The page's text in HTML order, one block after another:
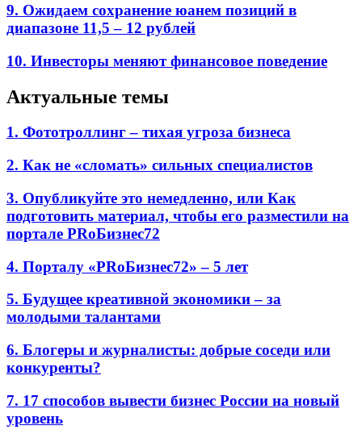
9. Ожидаем сохранение юанем позиций в
диапазоне 11,5 – 12 рублей
10. Инвесторы меняют финансовое поведение
Актуальные темы
1. Фототроллинг – тихая угроза бизнеса
2. Как не «сломать» сильных специалистов
3. Опубликуйте это немедленно, или Как
подготовить материал, чтобы его разместили на
портале PRоБизнес72
4. Порталу «PRоБизнес72» – 5 лет
5. Будущее креативной экономики – за
молодыми талантами
6. Блогеры и журналисты: добрые соседи или
конкуренты?
7. 17 способов вывести бизнес России на новый
уровень